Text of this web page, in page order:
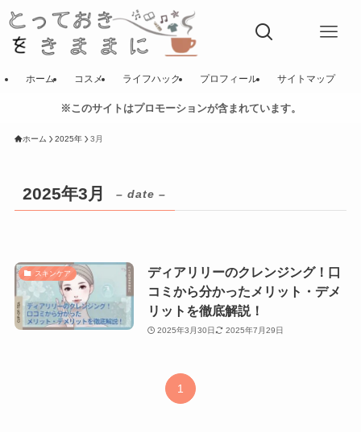
ホーム コスメ ライフハック プロフィール サイトマップ
※このサイトはプロモーションが含まれています。
ホーム 2025年 3月
2025年3月 – date –
スキンケア
ディアリリーのクレンジング！口
コミから分かったメリット・デメ
リットを徹底解説！
2025年3月30日 2025年7月29日
1